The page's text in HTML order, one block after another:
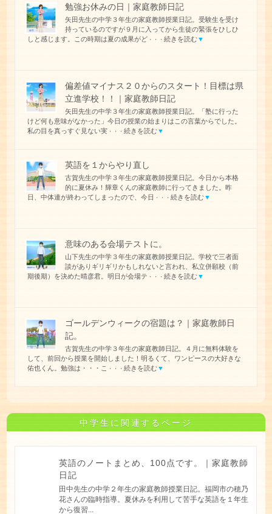
勉強お休みの日｜家庭教師日記
矢田先生の中学３年生の家庭教師授業日記。受験生を受け
持っているのですが９月に入ってから生徒の緊張をひしひ
しと感じます。この時期は夏の成果がど ・・・ 続きを読む▼
偏差値マイナス２０からのスタート！目標は県
立進学校！！｜家庭教師日記
矢田先生の中学３年生の家庭教師授業日記。「塾に行った
けど何も意味がなかった」今日の授業の始まりはこの言葉からでした。
私の目を真っすぐ見ない実 ・・・ 続きを読む▼
英語を１からやり直し
古賀先生の中学３年生の家庭教師授業日記。今日から本格
的に夏休み！輝章くんの家庭教師に行ってきました。昨
日、中体連が終わってしまったので、今日 ・・・ 続きを読む▼
意味のある会場テストに。
山下先生の中学３年生の家庭教師授業日記。学校で三者面
談がありギリギリかもしれないと言われ、私立併願校（前
期後期）を決めた晴彦君。明日が会場テ ・・・ 続きを読む▼
ゴールデンウィークの宿題は？｜家庭教師日
記。
古賀先生の中学３年生の家庭教師日記。４月に無料体験を
して、前回から授業を開始しました！明るくて、ワンピースの大好きな
佑也くん。勉強は・・・こ
・・・ 続きを読む▼
中学生に関連するページ
英語のノートまとめ、100点です。｜家庭教師
日記
田中先生の中学２年生の家庭教師授業日記。福岡市の穂乃
花さんの臨時指導。夏休みを利用して苦手な英語を１年生
から復習...